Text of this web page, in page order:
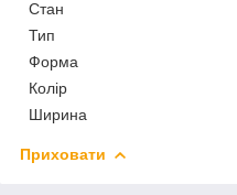
Стан
Тип
Форма
Колір
Ширина
Приховати